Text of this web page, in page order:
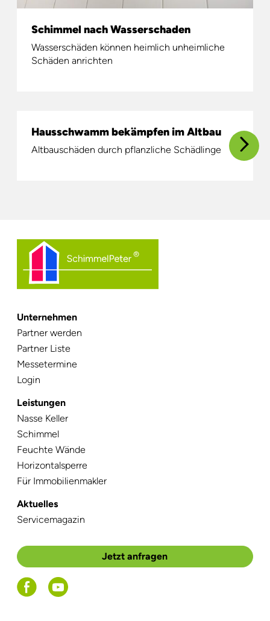
Schimmel nach Wasserschaden
Wasserschäden können heimlich unheimliche
Schäden anrichten
Hausschwamm bekämpfen im Altbau
Altbauschäden durch pflanzliche Schädlinge
Unternehmen
Navigation
überspringen
Partner werden
Partner Liste
Messetermine
Login
Leistungen
Navigation
überspringen
Nasse Keller
Schimmel
Feuchte Wände
Horizontalsperre
Für Immobilienmakler
Aktuelles
Navigation
Servicemagazin
Jetzt anfragen